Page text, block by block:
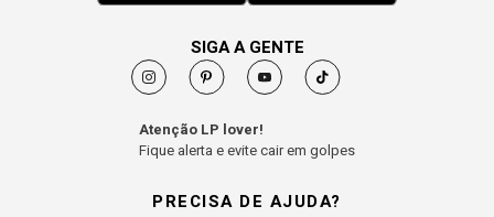
PRECISA DE AJUDA?
SIGA A GENTE
Atenção LP lover!
Fique alerta e evite cair em golpes